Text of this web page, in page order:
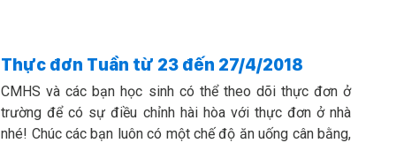
Thực đơn Tuần từ 23 đến 27/4/2018
CMHS và các bạn học sinh có thể theo dõi thực đơn ở
trường để có sự điều chỉnh hài hòa với thực đơn ở nhà
nhé! Chúc các bạn luôn có một chế độ ăn uống cân bằng,